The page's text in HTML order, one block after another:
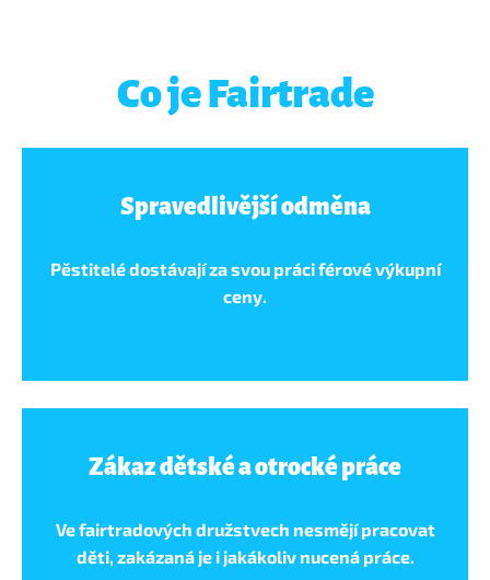
Co je Fairtrade
Spravedlivější odměna
Pěstitelé dostávají za svou práci férové výkupní
ceny.
Zákaz dětské a otrocké práce
Ve fairtradových družstvech nesmějí pracovat
děti, zakázaná je i jakákoliv nucená práce.